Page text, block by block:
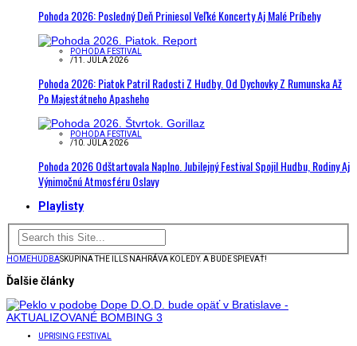
Pohoda 2026: Posledný Deň Priniesol Veľké Koncerty Aj Malé Príbehy
POHODA FESTIVAL
/11. JÚLA 2026
Pohoda 2026: Piatok Patril Radosti Z Hudby. Od Dychovky Z Rumunska Až
Po Majestátneho Apasheho
POHODA FESTIVAL
/10. JÚLA 2026
Pohoda 2026 Odštartovala Naplno. Jubilejný Festival Spojil Hudbu, Rodiny Aj
Výnimočnú Atmosféru Oslavy
Playlisty
HOMEHUDBASKUPINA THE ILLS NAHRÁVA KOLEDY. A BUDE SPIEVAŤ!
Ďalšie články
UPRISING FESTIVAL